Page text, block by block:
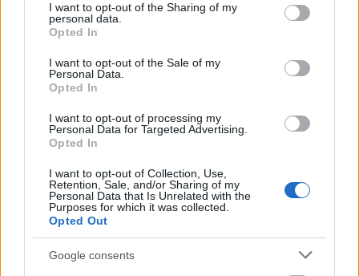
not limited to your visit or usage behaviour. You may click to
grant or deny consent to Google and its third-party tags to
use your data for below specified purposes in below Google
consent section.
I want to opt-out of the Sharing of my
personal data.
Opted In
I want to opt-out of the Sale of my
Personal Data.
Opted In
I want to opt-out of processing my
Personal Data for Targeted Advertising.
Opted In
I want to opt-out of Collection, Use,
Retention, Sale, and/or Sharing of my
Personal Data that Is Unrelated with the
Purposes for which it was collected.
Opted Out
Google consents
szignált a pápa. A tárgyakat az egyházfő a
Caritas Roma katolikus segélyszervezetnek
Termini főpályaudvarnál lévő
hajléktalanszállóját és ingyenkonyháját újítja
Forrás: Hirado.hu
Párizs Aukció